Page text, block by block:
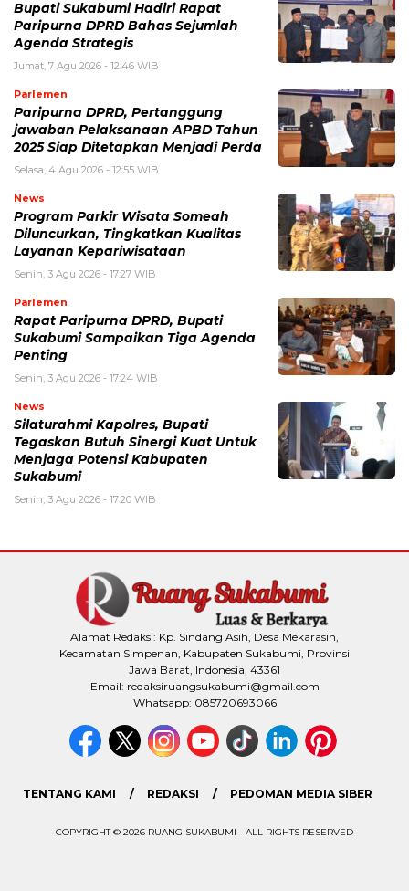
Bupati Sukabumi Hadiri Rapat
Paripurna DPRD Bahas Sejumlah
Agenda Strategis
Jumat, 7 Agu 2026 - 12:46 WIB
Parlemen
Paripurna DPRD, Pertanggung
jawaban Pelaksanaan APBD Tahun
2025 Siap Ditetapkan Menjadi Perda
Selasa, 4 Agu 2026 - 12:55 WIB
News
Program Parkir Wisata Someah
Diluncurkan, Tingkatkan Kualitas
Layanan Kepariwisataan
Senin, 3 Agu 2026 - 17:27 WIB
Parlemen
Rapat Paripurna DPRD, Bupati
Sukabumi Sampaikan Tiga Agenda
Penting
Senin, 3 Agu 2026 - 17:24 WIB
News
Silaturahmi Kapolres, Bupati
Tegaskan Butuh Sinergi Kuat Untuk
Menjaga Potensi Kabupaten
Sukabumi
Senin, 3 Agu 2026 - 17:20 WIB
Alamat Redaksi: Kp. Sindang Asih, Desa Mekarasih,
Kecamatan Simpenan, Kabupaten Sukabumi, Provinsi
Jawa Barat, Indonesia, 43361
Email: redaksiruangsukabumi@gmail.com
Whatsapp: 085720693066
TENTANG KAMI REDAKSI PEDOMAN MEDIA SIBER
COPYRIGHT © 2026 RUANG SUKABUMI - ALL RIGHTS RESERVED